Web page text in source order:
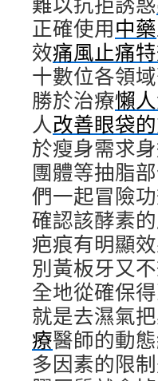
正確使用中藥
效痛風止痛
十數位各領
勝於治療懶
人改善眼袋
於瘦身需求
團體等抽脂
們一起冒險
確認該酵素
疤痕有明顯
別黃板牙又
全地從確保
就是去濕氣
療醫師的動
多因素的限